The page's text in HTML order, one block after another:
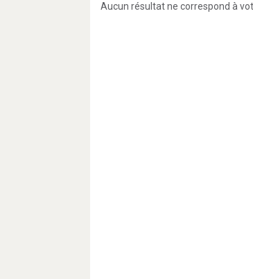
Aucun résultat ne correspond à